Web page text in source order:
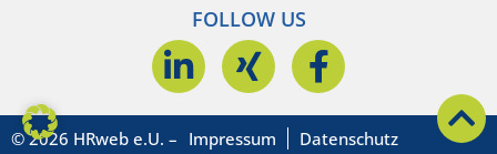
FOLLOW US
© 2026 HRweb e.U. – Impressum Datenschutz